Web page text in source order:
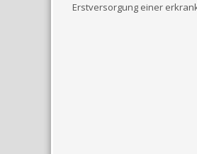
Erstversorgung einer